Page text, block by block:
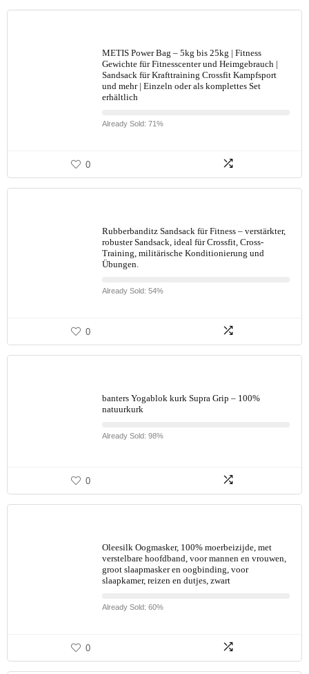
METIS Power Bag – 5kg bis 25kg | Fitness
Gewichte für Fitnesscenter und Heimgebrauch |
Sandsack für Krafttraining Crossfit Kampfsport
und mehr | Einzeln oder als komplettes Set
erhältlich
Already Sold: 71%
0
Rubberbanditz Sandsack für Fitness – verstärkter,
robuster Sandsack, ideal für Crossfit, Cross-
Training, militärische Konditionierung und
Übungen.
Already Sold: 54%
0
banters Yogablok kurk Supra Grip – 100%
natuurkurk
Already Sold: 98%
0
Oleesilk Oogmasker, 100% moerbeizijde, met
verstelbare hoofdband, voor mannen en vrouwen,
groot slaapmasker en oogbinding, voor
slaapkamer, reizen en dutjes, zwart
Already Sold: 60%
0